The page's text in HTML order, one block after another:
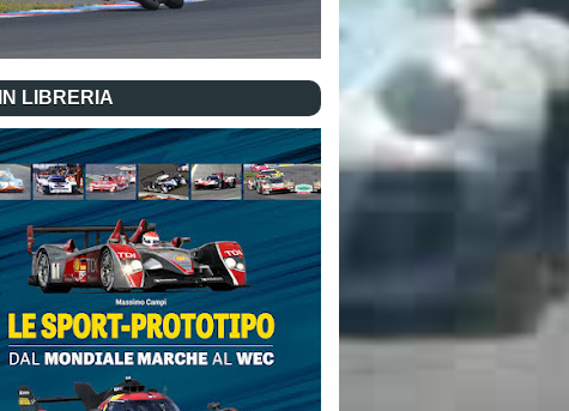
IN LIBRERIA